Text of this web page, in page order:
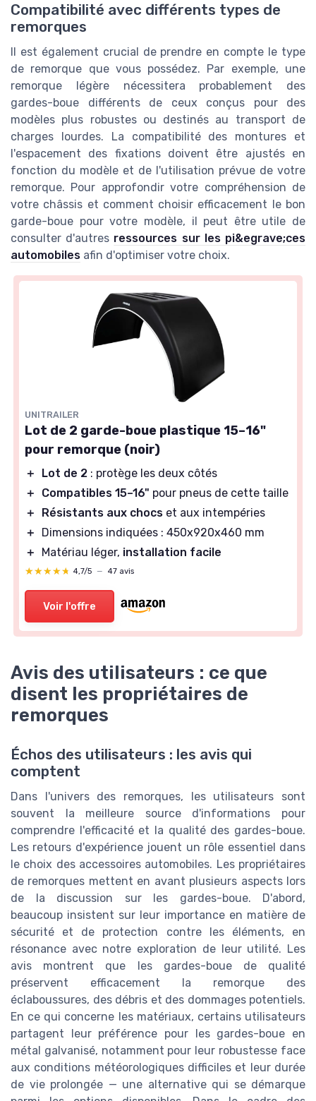
Compatibilité avec différents types de
remorques
Il est également crucial de prendre en compte le type
de remorque que vous possédez. Par exemple, une
remorque légère nécessitera probablement des
gardes-boue différents de ceux conçus pour des
modèles plus robustes ou destinés au transport de
charges lourdes. La compatibilité des montures et
l'espacement des fixations doivent être ajustés en
fonction du modèle et de l'utilisation prévue de votre
remorque. Pour approfondir votre compréhension de
votre châssis et comment choisir efficacement le bon
garde-boue pour votre modèle, il peut être utile de
consulter d'autres ressources sur les pi&egrave;ces
automobiles afin d'optimiser votre choix.
UNITRAILER
Lot de 2 garde-boue plastique 15–16"
pour remorque (noir)
＋ Lot de 2 : protège les deux côtés
＋
Compatibles 15–16" pour pneus de cette taille
＋
Résistants aux chocs et aux intempéries
＋
Dimensions indiquées : 450x920x460 mm
＋
Matériau léger, installation facile
★★★★★
★★★★★ 4,7/5 — 47 avis
Voir l'offre
Avis des utilisateurs : ce que
disent les propriétaires de
remorques
Échos des utilisateurs : les avis qui
comptent
Dans l'univers des remorques, les utilisateurs sont
souvent la meilleure source d'informations pour
comprendre l'efficacité et la qualité des gardes-boue.
Les retours d'expérience jouent un rôle essentiel dans
le choix des accessoires automobiles. Les propriétaires
de remorques mettent en avant plusieurs aspects lors
de la discussion sur les gardes-boue. D'abord,
beaucoup insistent sur leur importance en matière de
sécurité et de protection contre les éléments, en
résonance avec notre exploration de leur utilité. Les
avis montrent que les gardes-boue de qualité
préservent efficacement la remorque des
éclaboussures, des débris et des dommages potentiels.
En ce qui concerne les matériaux, certains utilisateurs
partagent leur préférence pour les gardes-boue en
métal galvanisé, notamment pour leur robustesse face
aux conditions météorologiques difficiles et leur durée
de vie prolongée — une alternative qui se démarque